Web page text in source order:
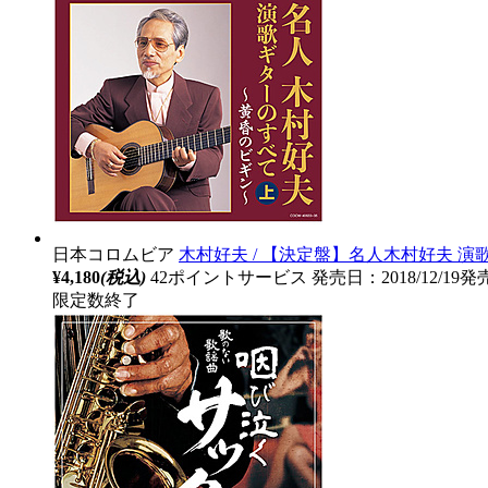
日本コロムビア 木村好夫 / 【決定盤】名人木村好夫 演
¥4,180(税込) 42ポイントサービス 発売日：2018/12/19発
限定数終了